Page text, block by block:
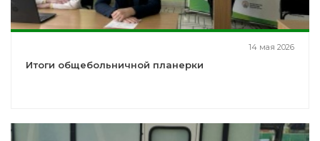
14 мая 2026
Итоги общебольничной планерки